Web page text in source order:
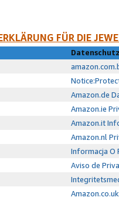
FÜR DIE
Amazon.de
Amazon.ie
Amazon.it
Amazon.nl
Informacja O
Aviso de